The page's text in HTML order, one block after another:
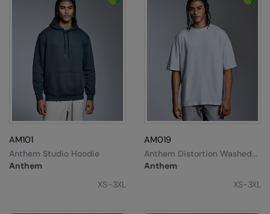
Kustom Kit
Larkwood
Maddins
Madeira
Marketing Hub
AM101
Anthem
Anthem Studio Hoodie
XS–3XL
AM019
Anthem
Anthem Distortion Washed
T-Shirt
XS-3XL